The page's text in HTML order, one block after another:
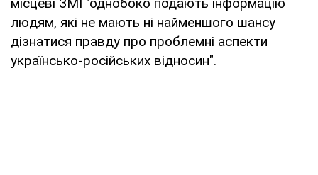
людям, які не мають ні найменшого шансу
дізнатися правду про проблемні аспекти
українсько-російських відносин".